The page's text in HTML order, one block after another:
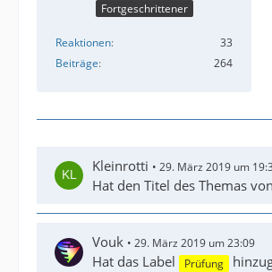
Fortgeschrittener
Reaktionen
33
Beiträge
264
Kleinrotti 29. März 2019 um
Hat den Titel des Themas
Vouk 29. März 2019 um 23:09
Hat das Label Prüfung